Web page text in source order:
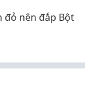
đỏ nên đắp Bột